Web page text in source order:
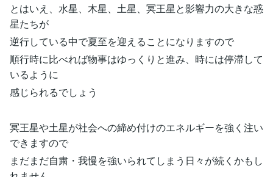
とはいえ、水星、木星、土星、冥王星と影響力の大きな惑
星たちが
逆行している中で夏至を迎えることになりますので
順行時に比べれば物事はゆっくりと進み、時には停滞して
いるように
感じられるでしょう
冥王星や土星が社会への締め付けのエネルギーを強く注い
できますので
まだまだ自粛・我慢を強いられてしまう日々が続くかもし